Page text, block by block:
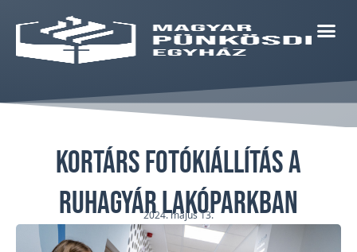
Kortárs fotókiállítás a
Ruhagyár Lakóparkban
2024. május 13.